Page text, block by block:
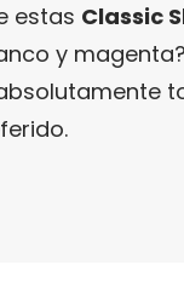
estas Classic
y